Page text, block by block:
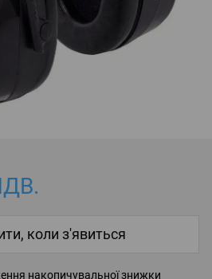
коли з'явиться
накопичувальної знижки